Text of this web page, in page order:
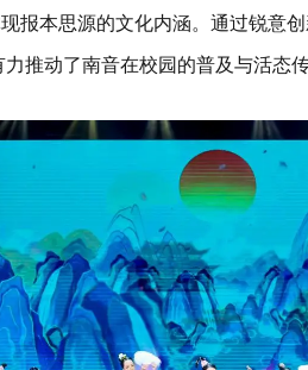
报本思源的文化内涵。通过锐意
推动了南音在校园的普及与活态